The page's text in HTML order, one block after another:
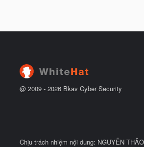
@ 2009 - 2026 Bkav Cyber Security
Chịu trách nhiệm nội dung: NGUYỄN